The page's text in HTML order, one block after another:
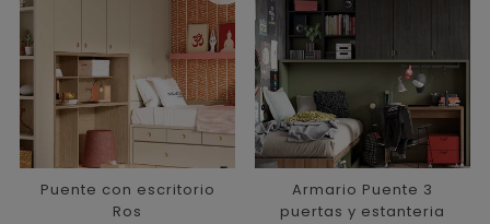
Puente con escritorio
Ros
Armario Puente 3
puertas y estanteria